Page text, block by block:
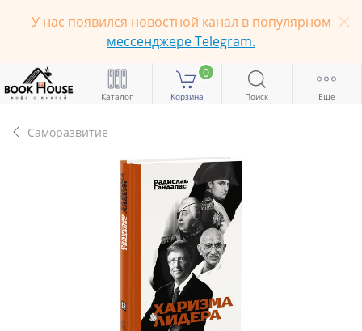
У нас появился новостной канал в популярном
мессенджере Telegram.
Каталог
0
Корзина Поиск Еще
Саморазвитие